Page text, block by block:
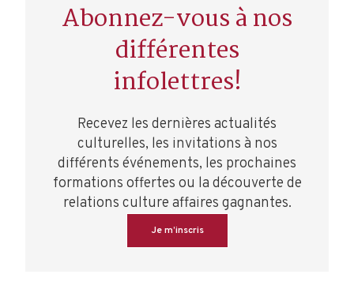
Abonnez-vous à nos
différentes
infolettres!
Recevez les dernières actualités
culturelles, les invitations à nos
différents événements, les prochaines
formations offertes ou la découverte de
relations culture affaires gagnantes.
Je m’inscris